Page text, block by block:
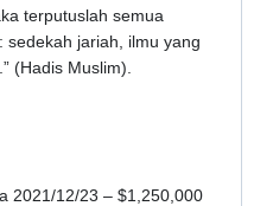
terputuslah semua
sedekah jariah, ilmu yang
(Hadis Muslim).
2021/12/23 – $1,250,000